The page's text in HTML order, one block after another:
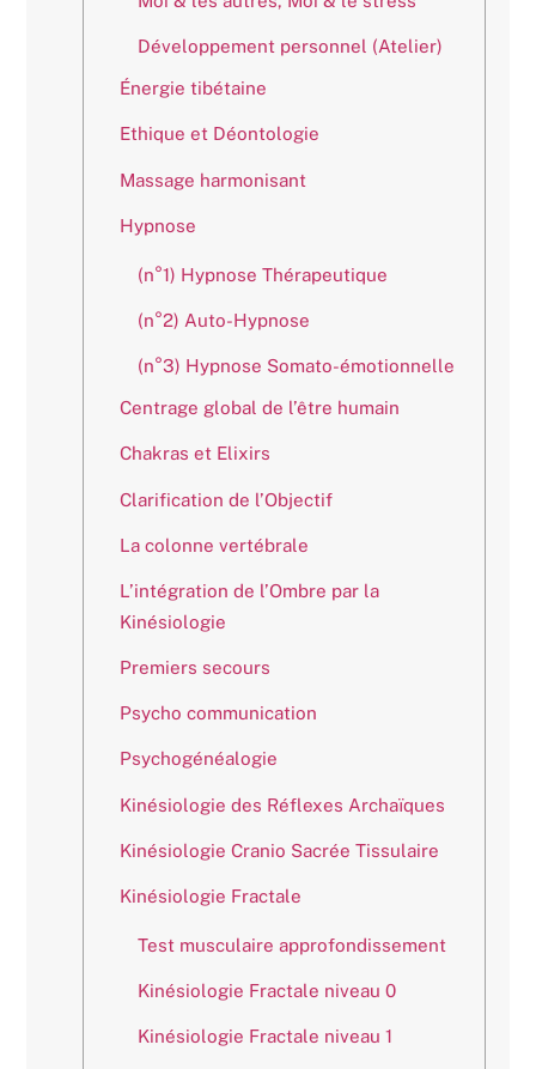
Développement personnel (Atelier)
Énergie tibétaine
Ethique et Déontologie
Massage harmonisant
Hypnose
(n°1) Hypnose Thérapeutique
(n°2) Auto-Hypnose
(n°3) Hypnose Somato-émotionnelle
Centrage global de l’être humain
Chakras et Elixirs
Clarification de l’Objectif
La colonne vertébrale
L’intégration de l’Ombre par la
Kinésiologie
Premiers secours
Psycho communication
Psychogénéalogie
Kinésiologie des Réflexes Archaïques
Kinésiologie Cranio Sacrée Tissulaire
Kinésiologie Fractale
Test musculaire approfondissement
Kinésiologie Fractale niveau 0
Kinésiologie Fractale niveau 1